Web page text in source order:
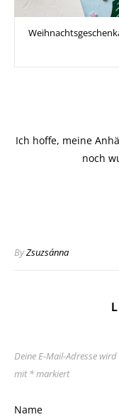
Ich hoffe, meine
noch
ByZsuzsánna
Deine E-Mail-Adresse
mit *markiert
Name